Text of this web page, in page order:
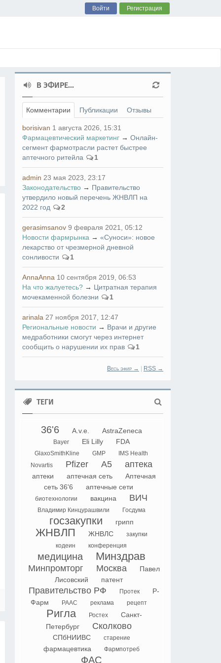
Войти Регистрация
В ЭФИРЕ...
Комментарии Публикации Отзывы
borisivan 1 августа 2026, 15:31
Фармацевтический маркетинг→ Онлайн-
сегмент фармотрасли растет быстрее
аптечного ритейла
1
admin 23 мая 2023, 23:17
Законодательство→ Правительство
утвердило новый перечень ЖНВЛП на
2022 год
2
gerasimsanov 9 февраля 2021, 05:12
Новости фармрынка → «Суноси»: новое
лекарство от чрезмерной дневной
сонливости
1
AnnaAnna 10 сентября 2019, 06:53
На что жалуетесь?→ Цитратная терапия
мочекаменной болезни
1
arinala 27 ноября 2017, 12:47
Региональные новости → Врачи и другие
медработники смогут через интернет
сообщить о нарушении их прав
1
Весь эфир → RSS →
ТЕГИ
36'6 A.v.e. AstraZeneca
Bayer Eli Lilly FDA
GlaxoSmithKline GMP
IMS Health
Novartis
Pfizer А5 аптека
аптеки аптечная сеть
Аптечная
сеть 36'6
аптечные сети
биотехнологии вакцина ВИЧ
Владимир Кинцурашвили Госдума
госзакупки грипп
ЖНВЛП ЖНВЛС
закупки
кодеин
конференция
медицина Минздрав
Минпромторг Москва
Павел
Лисовский
патент
Правительство РФ Протек
Р-
Фарм
РААС реклама рецепт
Ригла Ростех
Санкт-
Петербург
Сколково
СПбНИИВС старение
фармацевтика Фармпотреб
ФАС